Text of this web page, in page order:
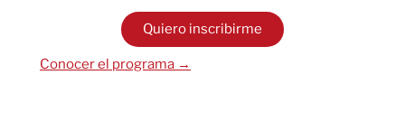
Quiero inscribirme
Conocer el programa →